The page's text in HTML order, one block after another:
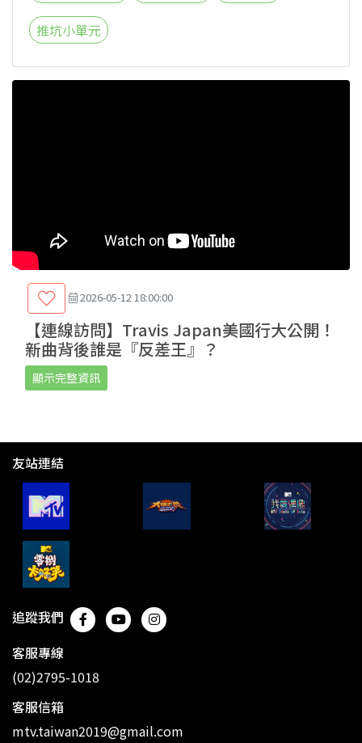
推坑小單元
2026-05-12 18:00:00
【連線訪問】Travis Japan美國行大公開！
新曲背後誰是『反差王』？
顯示完整資訊
友站連結
追蹤我們
客服專線
(02)2795-1018
客服信箱
mtv.taiwan2019@gmail.com